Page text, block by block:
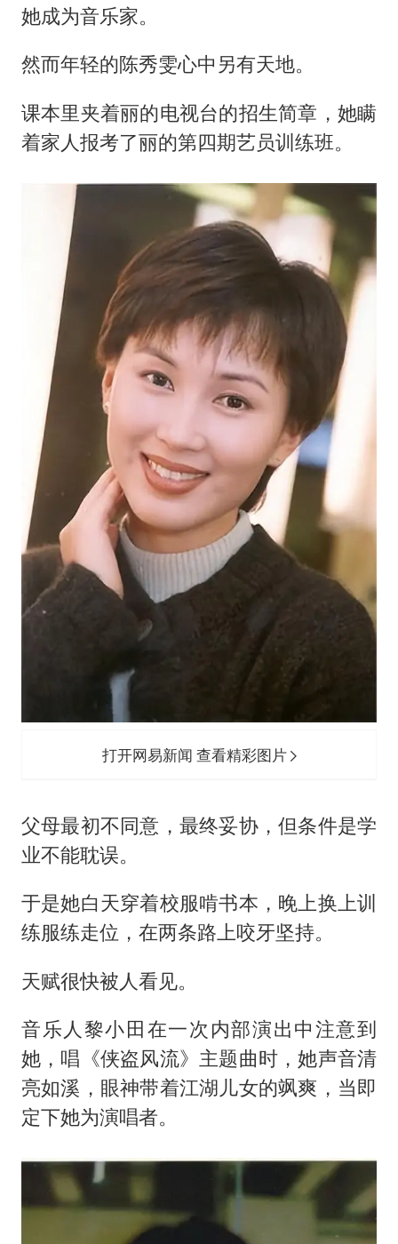
她成为音乐家。
然而年轻的陈秀雯心中另有天地。
课本里夹着丽的电视台的招生简章，她瞒
着家人报考了丽的第四期艺员训练班。
打开网易新闻 查看精彩图片
父母最初不同意，最终妥协，但条件是学
业不能耽误。
于是她白天穿着校服啃书本，晚上换上训
练服练走位，在两条路上咬牙坚持。
天赋很快被人看见。
音乐人黎小田在一次内部演出中注意到
她，唱《侠盗风流》主题曲时，她声音清
亮如溪，眼神带着江湖儿女的飒爽，当即
定下她为演唱者。